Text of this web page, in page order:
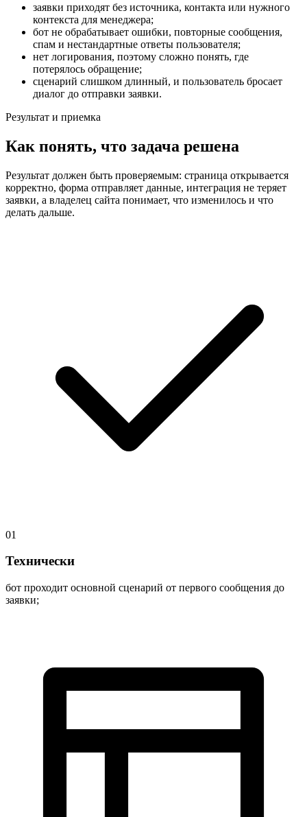
заявки приходят без источника, контакта или нужного
контекста для менеджера;
бот не обрабатывает ошибки, повторные сообщения,
спам и нестандартные ответы пользователя;
нет логирования, поэтому сложно понять, где
потерялось обращение;
сценарий слишком длинный, и пользователь бросает
диалог до отправки заявки.
Результат и приемка
Как понять, что задача решена
Результат должен быть проверяемым: страница открывается
корректно, форма отправляет данные, интеграция не теряет
заявки, а владелец сайта понимает, что изменилось и что
делать дальше.
01
Технически
бот проходит основной сценарий от первого сообщения до
заявки;